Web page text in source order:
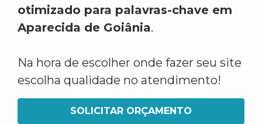
otimizado para palavras-chave em
Aparecida de Goiânia.
Na hora de escolher onde fazer seu site
escolha qualidade no atendimento!
SOLICITAR ORÇAMENTO